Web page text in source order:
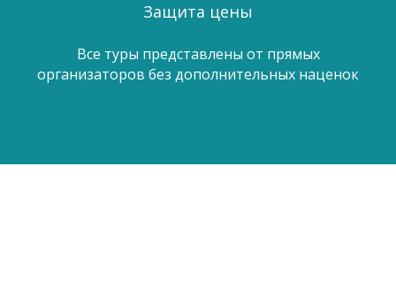
Защита цены
Все туры представлены от прямых
организаторов без дополнительных наценок